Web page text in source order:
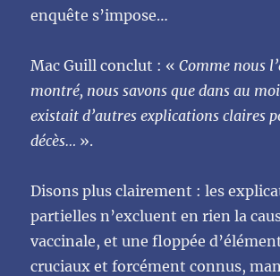
enquête s’impose…
Mac Guill conclut : «Comme nous
montré, nous savons que dans au
existait d’autres explications claires
décès… ».
Disons plus clairement : les
partielles n’excluent en rien la
vaccinale, et une floppée
cruciaux et forcément connus,